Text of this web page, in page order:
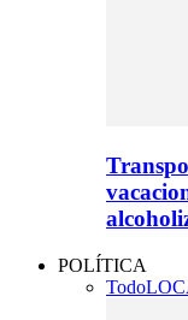
POLÍTICA
Todo